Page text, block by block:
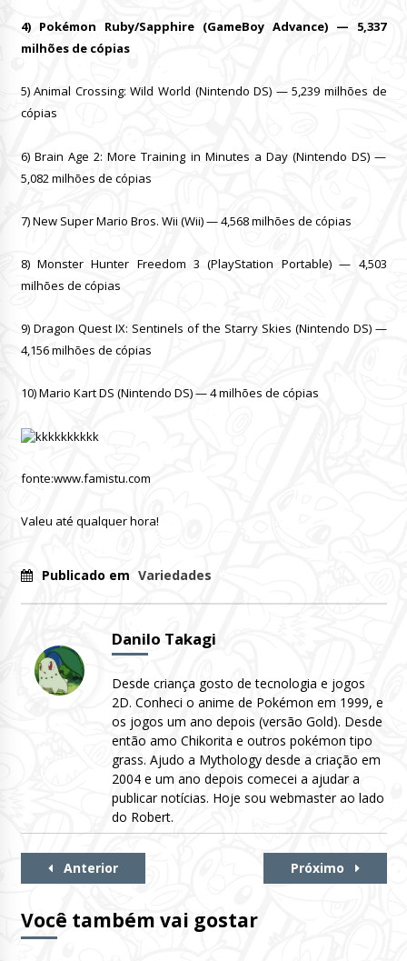
4) Pokémon Ruby/Sapphire (GameBoy Advance) — 5,337
milhões de cópias
5) Animal Crossing: Wild World (Nintendo DS) — 5,239 milhões de
cópias
6) Brain Age 2: More Training in Minutes a Day (Nintendo DS) —
5,082 milhões de cópias
7) New Super Mario Bros. Wii (Wii) — 4,568 milhões de cópias
8) Monster Hunter Freedom 3 (PlayStation Portable) — 4,503
milhões de cópias
9) Dragon Quest IX: Sentinels of the Starry Skies (Nintendo DS) —
4,156 milhões de cópias
10) Mario Kart DS (Nintendo DS) — 4 milhões de cópias
fonte:www.famistu.com
Valeu até qualquer hora!
Publicado em Variedades
Danilo Takagi
Desde criança gosto de tecnologia e jogos
2D. Conheci o anime de Pokémon em 1999, e
os jogos um ano depois (versão Gold). Desde
então amo Chikorita e outros pokémon tipo
grass. Ajudo a Mythology desde a criação em
2004 e um ano depois comecei a ajudar a
publicar notícias. Hoje sou webmaster ao lado
do Robert.
Continue
Anterior Próximo
Você também vai gostar